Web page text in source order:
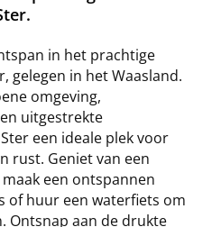
in het prachtige
gelegen in het Waasland.
omgeving,
uitgestrekte
een ideale plek voor
rust. Geniet van een
een ontspannen
of huur een waterfiets om
Ontsnap aan de drukte